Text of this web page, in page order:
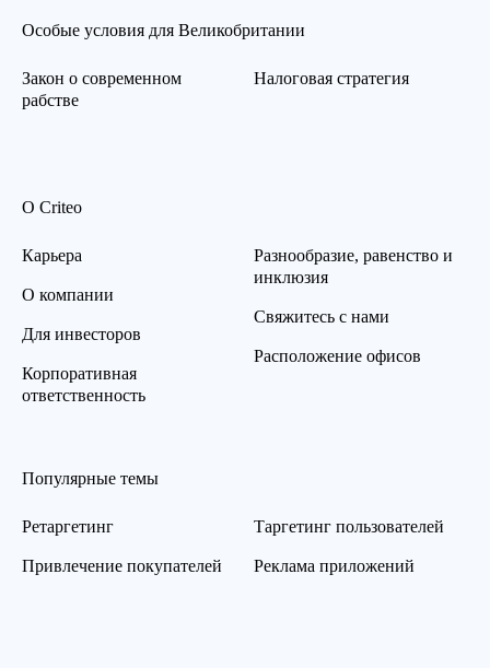
Особые условия для Великобритании
Закон о современном
рабстве
Налоговая стратегия
О Criteo
Карьера
О компании
Для инвесторов
Корпоративная
ответственность
Разнообразие, равенство и
инклюзия
Свяжитесь с нами
Расположение офисов
Популярные темы
Ретаргетинг
Привлечение покупателей
Таргетинг пользователей
Реклама приложений